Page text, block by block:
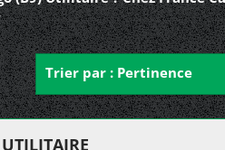
Trier par : Pertinence